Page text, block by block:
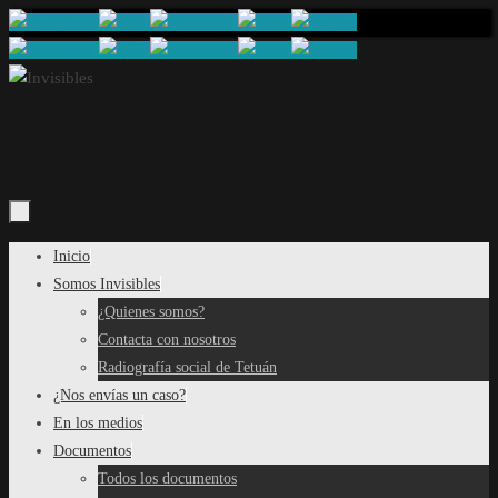
Saltar
al
contenido
Saltar
Inicio
Somos Invisibles
¿Quienes somos?
Contacta con nosotros
Radiografía social de Tetuán
¿Nos envías un caso?
En los medios
Documentos
Todos los documentos